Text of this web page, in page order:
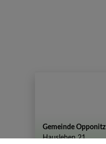
Gemeinde Opponitz
Hauslehen 21